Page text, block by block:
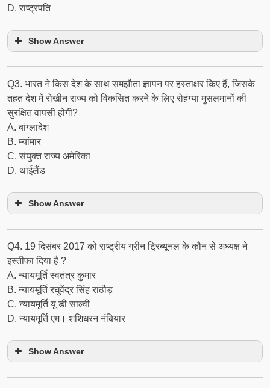
D. राष्ट्रपति
Show Answer
Q3. भारत ने किस देश के साथ समझौता ज्ञापन पर हस्ताक्षर किए हैं, जिसके
तहत देश में रोखीन राज्य को विकसित करने के लिए रोहंग्या मुसलमानों की
सुरक्षित वापसी होगी?
A. बांग्लादेश
B. म्यांमार
C. संयुक्त राज्य अमेरिका
D. थाईलैंड
Show Answer
Q4. 19 दिसंबर 2017 को राष्ट्रीय ग्रीन ट्रिब्यूनल के कौन से अध्यक्ष ने
इस्तीफा दिया है ?
A. न्यायमूर्ति स्वतंत्र कुमार
B. न्यायमूर्ति रघुवेंद्र सिंह राठौड़
C. न्यायमूर्ति यू डी साल्वी
D. न्यायमूर्ति एम। शशिधरन नंबियार
Show Answer